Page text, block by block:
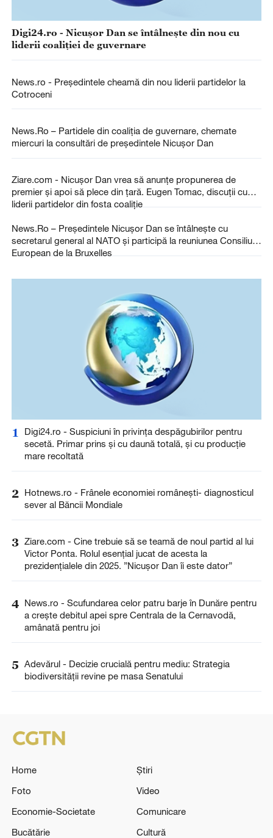
Digi24.ro - Nicuşor Dan se întâlneşte din nou cu
liderii coaliţiei de guvernare
News.ro - Preşedintele cheamă din nou liderii partidelor la
Cotroceni
News.Ro – Partidele din coaliţia de guvernare, chemate
miercuri la consultări de preşedintele Nicuşor Dan
Ziare.com - Nicușor Dan vrea să anunțe propunerea de
premier și apoi să plece din țară. Eugen Tomac, discuții cu
liderii partidelor din fosta coaliție
News.Ro – Preşedintele Nicuşor Dan se întâlneşte cu
secretarul general al NATO şi participă la reuniunea Consiliului
European de la Bruxelles
1
Digi24.ro - Suspiciuni în privința despăgubirilor pentru
secetă. Primar prins și cu daună totală, și cu producție
mare recoltată
2 Hotnews.ro - Frânele economiei românești- diagnosticul
sever al Băncii Mondiale
3 Ziare.com - Cine trebuie să se teamă de noul partid al lui
Victor Ponta. Rolul esențial jucat de acesta la
prezidențialele din 2025. ”Nicușor Dan îi este dator”
4 News.ro - Scufundarea celor patru barje în Dunăre pentru
a creşte debitul apei spre Centrala de la Cernavodă,
amânată pentru joi
5 Adevărul - Decizie crucială pentru mediu: Strategia
biodiversității revine pe masa Senatului
Home
Știri
Foto
Video
Economie-Societate
Comunicare
Bucătărie
Cultură